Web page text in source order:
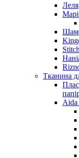
Леля
Тканина
Aida